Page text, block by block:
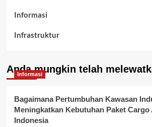
Informasi
Infrastruktur
Kepegawaian & ASN Banyuasin
Kesehatan
Keuangan
Anda mungkin telah
Informasi
Bagaimana Pertumbuhan Kawasan
Meningkatkan Kebutuhan Paket
Indonesia